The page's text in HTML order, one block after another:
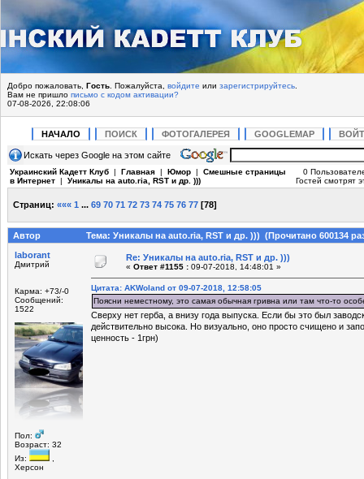
Добро пожаловать, Гость . Пожалуйста, войдите или зарегистрируйтесь
Вам не пришло письмо с кодом активации?
07-08-2026, 22:08:06
НАЧАЛО ПОИСК ФОТОГАЛЕРЕЯ GOOGLEMAP
Искать через Google на этом сайте
Украинский Кадетт Клуб | Главная | Юмор | Смешные страницы
в Интернет | Уникалы на auto.ria, RST и др. )))
0
Гостей смотрят
Страниц: ««« 1 ... 69 70 71 72 73 74 75 76 77 [78]
Автор
Тема: Уникалы на auto.ria, RST и др. ))) (Прочитано 600134
laborant
Дмитрий
Карма: +73/-0
Сообщений:
1522
Пол:
Возраст: 32
Из:
Херсон
Re: Уникалы на auto.ria, RST и др. )))
« Ответ #1155 : 09-07-2018, 14:48:01 »
Цитата: AKWoland от 09-07-2018, 12:58:05
Поясни неместному, это самая обычная гривна или там что-то
Сверху нет герба, а внизу года выпуска. Если бы это был
действительно высока. Но визуально, оно просто счищено и
ценность - 1грн)